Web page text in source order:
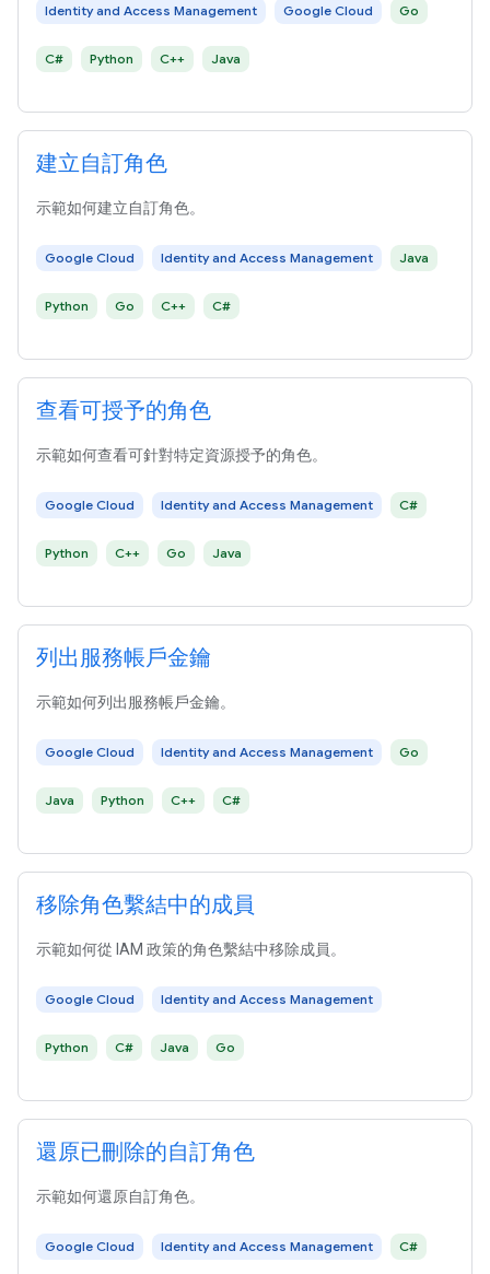
Identity and Access Management Google Cloud Go
C# Python C++ Java
建立自訂角色
示範如何建立自訂角色。
Google Cloud Identity and Access Management Java
Python Go C++ C#
查看可授予的角色
示範如何查看可針對特定資源授予的角色。
Google Cloud Identity and Access Management C#
Python C++ Go Java
列出服務帳戶金鑰
示範如何列出服務帳戶金鑰。
Google Cloud Identity and Access Management Go
Java Python C++ C#
移除角色繫結中的成員
示範如何從 IAM 政策的角色繫結中移除成員。
Google Cloud Identity and Access Management
Python C# Java Go
還原已刪除的自訂角色
示範如何還原自訂角色。
Google Cloud Identity and Access Management C#